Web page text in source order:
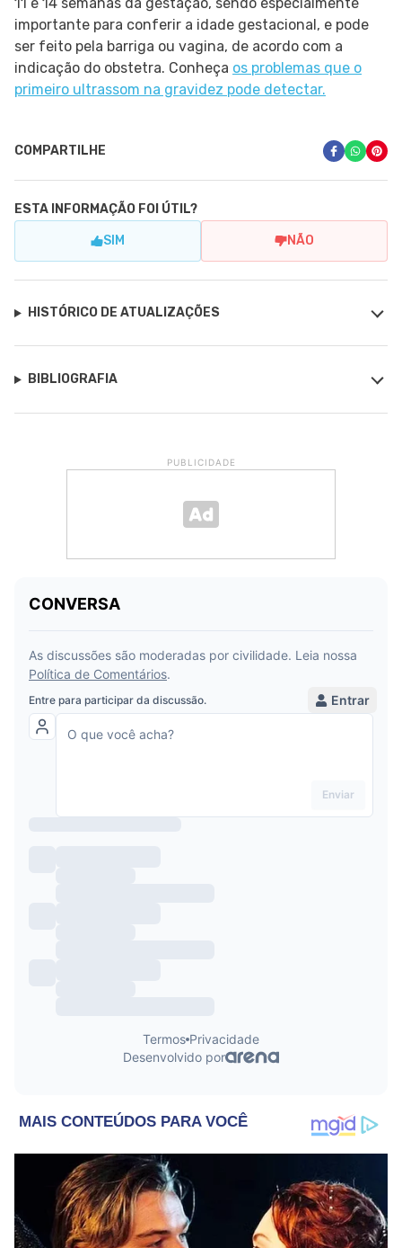
11 e 14 semanas da gestação, sendo especialmente
importante para conferir a idade gestacional, e pode
ser feito pela barriga ou vagina, de acordo com a
indicação do obstetra. Conheça os problemas que o
primeiro ultrassom na gravidez pode detectar.
COMPARTILHE
ESTA INFORMAÇÃO FOI ÚTIL?
SIM NÃO
HISTÓRICO DE ATUALIZAÇÕES
BIBLIOGRAFIA
PUBLICIDADE